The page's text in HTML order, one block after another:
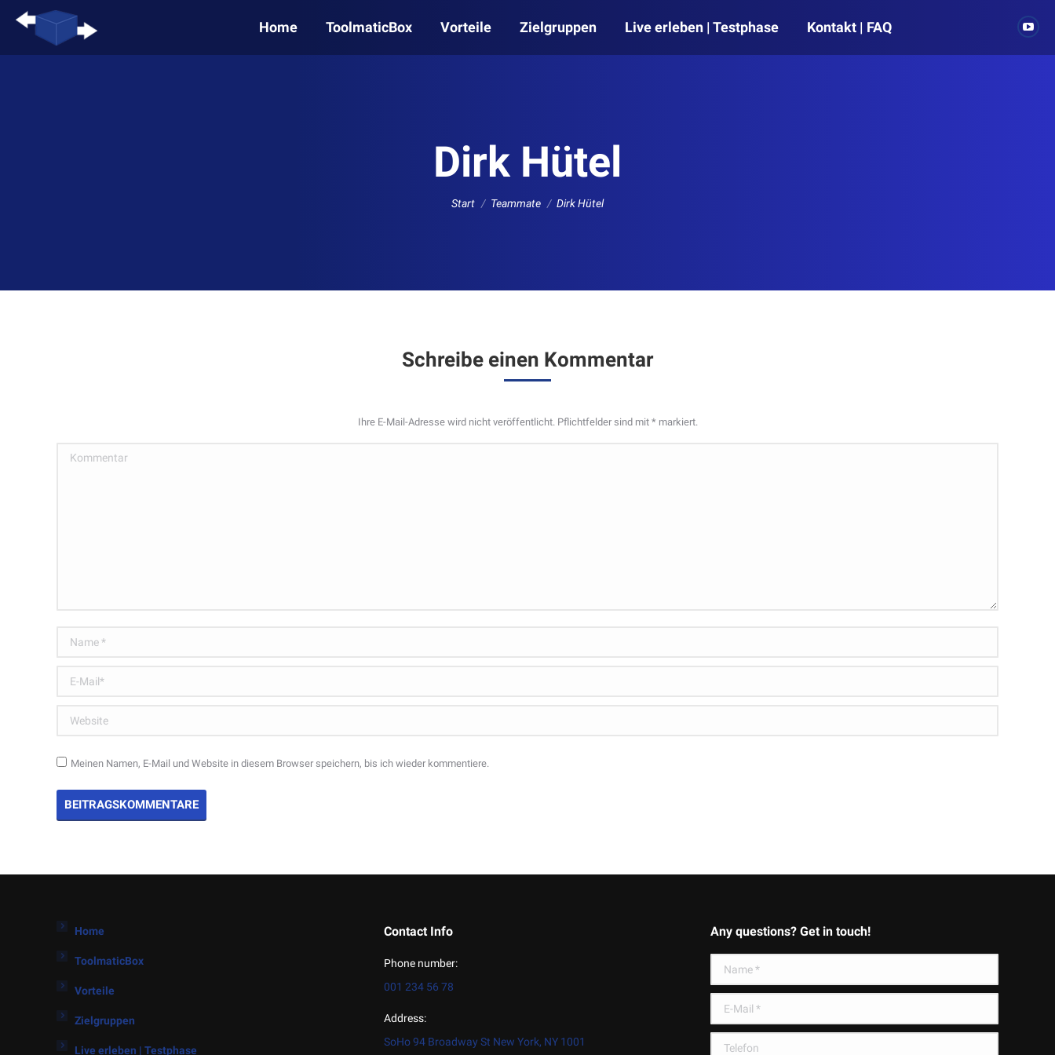
Home ToolmaticBox Vorteile Zielgruppen Live erleben | Testphase Kontakt | FAQ
page
Dirk Hütel
Sie befinden sich hier:
Start Teammate Dirk Hütel
Schreibe einen Kommentar
Ihre E-Mail-Adresse wird nicht veröffentlicht. Pflichtfelder sind mit * markiert.
Kommentar
Name *
E-Mail *
Website
Meinen Namen, E-Mail und Website in diesem Browser speichern, bis ich wieder kommentiere.
BEITRAGSKOMMENTARE
Home
ToolmaticBox
Vorteile
Zielgruppen
Live erleben | Testphase
Contact Info
Phone number:
001 234 56 78
Address:
SoHo 94 Broadway St New York, NY 1001
Any questions? Get in touch!
Name *
E-Mail *
Telefon